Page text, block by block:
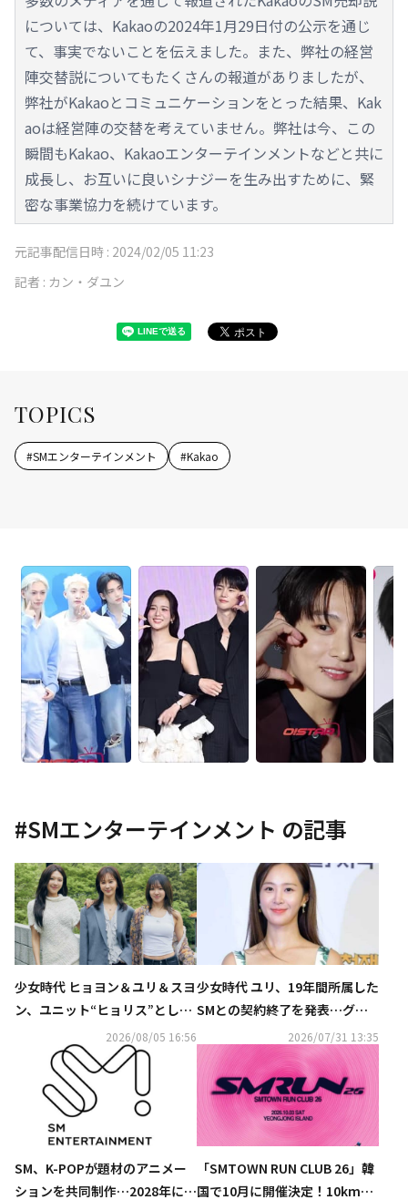
については、Kakaoの2024年1月29日付の公示を通じ
て、事実でないことを伝えました。また、弊社の経営
陣交替説についてもたくさんの報道がありましたが、
弊社がKakaoとコミュニケーションをとった結果、Kak
aoは経営陣の交替を考えていません。弊社は今、この
瞬間もKakao、Kakaoエンターテインメントなどと共に
成長し、お互いに良いシナジーを生み出すために、緊
密な事業協力を続けています。
元記事配信日時 : 2024/02/05 11:23
記者 : カン・ダユン
TOPICS
#SMエンターテインメント #Kakao
#SMエンターテインメント の記事
少女時代 ヒョヨン＆ユリ＆スヨ
ン、ユニット“ヒョリス”として
正式デビュー決定！SMが下半
期の計画を公開
2026/08/05 16:56
少女時代 ユリ、19年間所属した
SMとの契約終了を発表…グル
ープ活動は継続へ（公式）
2026/07/31 13:35
SM、K-POPが題材のアニメー
ションを共同制作…2028年に公
「SMTOWN RUN CLUB 26」韓
国で10月に開催決定！10kmラ